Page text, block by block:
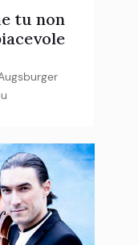
tu non